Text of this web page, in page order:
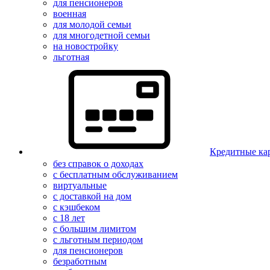
для пенсионеров
военная
для молодой семьи
для многодетной семьи
на новостройку
льготная
Кредитные
без справок о доходах
с бесплатным обслуживанием
виртуальные
с доставкой на дом
с кэшбеком
с 18 лет
с большим лимитом
с льготным периодом
для пенсионеров
безработным